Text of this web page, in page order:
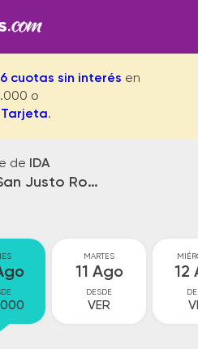
6 cuotas sin interés en
o
Tarjeta.
de IDA
San Justo Rotonda
MARTES
11 Ago
DESDE
VER
12